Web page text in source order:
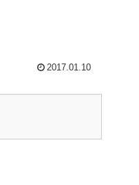
2017.01.10